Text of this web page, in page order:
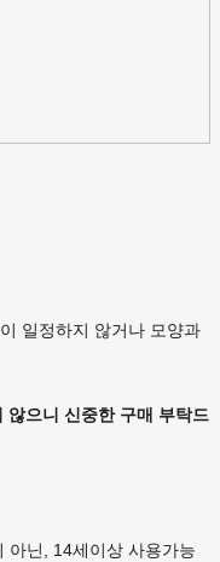
일정하지 않거나 모양과
않으니 신중한 구매 부탁드
아닌, 14세이상 사용가능